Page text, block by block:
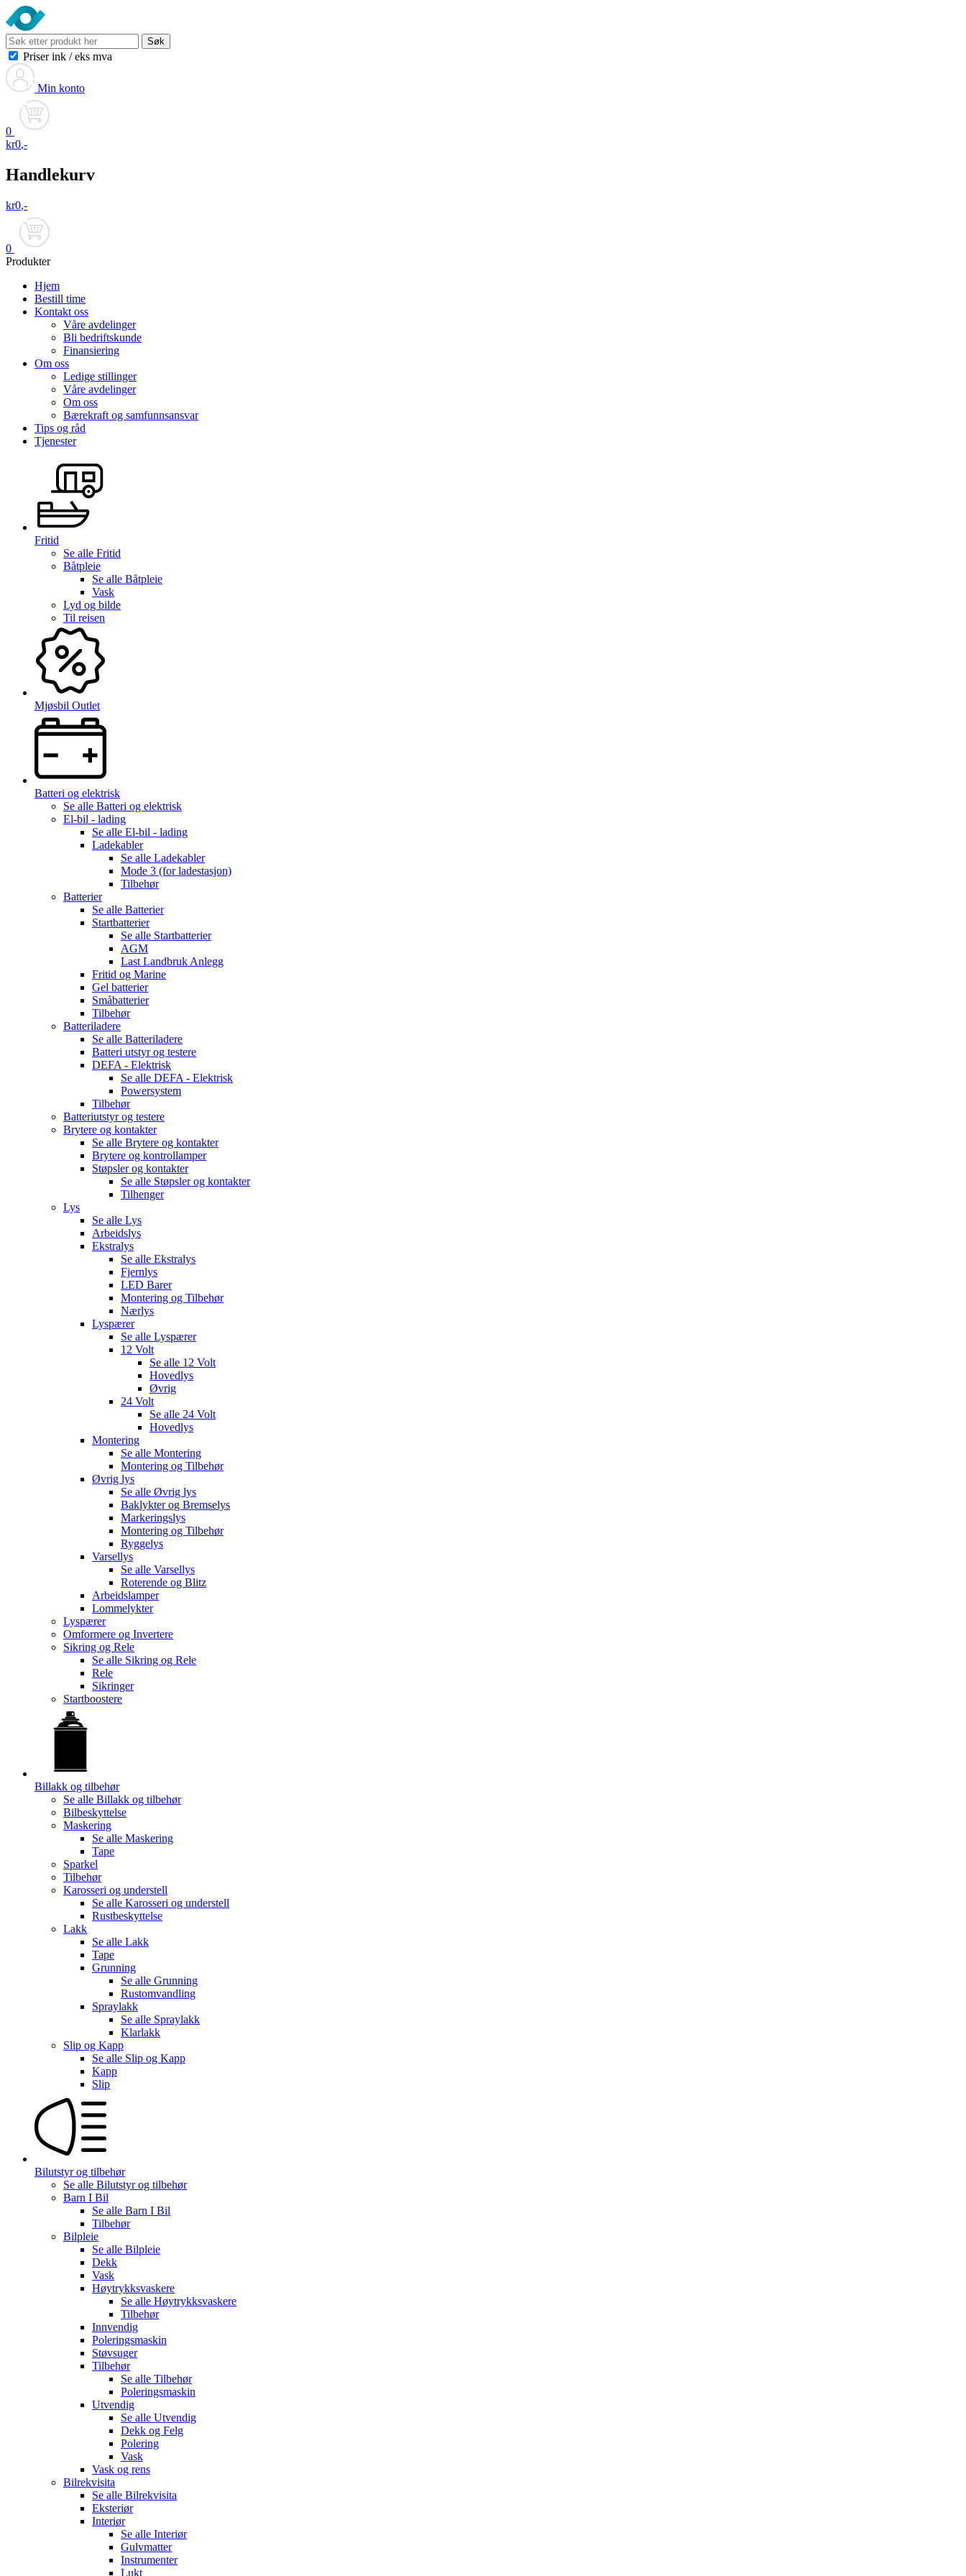
Søk
Priser ink / eks mva
Min konto
0
kr0,-
Handlekurv
kr0,-
0
Produkter
Hjem
Bestill time
Kontakt oss
Våre avdelinger
Bli bedriftskunde
Finansiering
Om oss
Ledige stillinger
Våre avdelinger
Om oss
Bærekraft og samfunnsansvar
Tips og råd
Tjenester
Fritid
Se alle Fritid
Båtpleie
Se alle Båtpleie
Vask
Lyd og bilde
Til reisen
Mjøsbil Outlet
Batteri og elektrisk
Se alle Batteri og elektrisk
El-bil - lading
Se alle El-bil - lading
Ladekabler
Se alle Ladekabler
Mode 3 (for ladestasjon)
Tilbehør
Batterier
Se alle Batterier
Startbatterier
Se alle Startbatterier
AGM
Last Landbruk Anlegg
Fritid og Marine
Gel batterier
Småbatterier
Tilbehør
Batteriladere
Se alle Batteriladere
Batteri utstyr og testere
DEFA - Elektrisk
Se alle DEFA - Elektrisk
Powersystem
Tilbehør
Batteriutstyr og testere
Brytere og kontakter
Se alle Brytere og kontakter
Brytere og kontrollamper
Støpsler og kontakter
Se alle Støpsler og kontakter
Tilhenger
Lys
Se alle Lys
Arbeidslys
Ekstralys
Se alle Ekstralys
Fjernlys
LED Barer
Montering og Tilbehør
Nærlys
Lyspærer
Se alle Lyspærer
12 Volt
Se alle 12 Volt
Hovedlys
Øvrig
24 Volt
Se alle 24 Volt
Hovedlys
Montering
Se alle Montering
Montering og Tilbehør
Øvrig lys
Se alle Øvrig lys
Baklykter og Bremselys
Markeringslys
Montering og Tilbehør
Ryggelys
Varsellys
Se alle Varsellys
Roterende og Blitz
Arbeidslamper
Lommelykter
Lyspærer
Omformere og Invertere
Sikring og Rele
Se alle Sikring og Rele
Rele
Sikringer
Startboostere
Billakk og tilbehør
Se alle Billakk og tilbehør
Bilbeskyttelse
Maskering
Se alle Maskering
Tape
Sparkel
Tilbehør
Karosseri og understell
Se alle Karosseri og understell
Rustbeskyttelse
Lakk
Se alle Lakk
Tape
Grunning
Se alle Grunning
Rustomvandling
Spraylakk
Se alle Spraylakk
Klarlakk
Slip og Kapp
Se alle Slip og Kapp
Kapp
Slip
Bilutstyr og tilbehør
Se alle Bilutstyr og tilbehør
Barn I Bil
Se alle Barn I Bil
Tilbehør
Bilpleie
Se alle Bilpleie
Dekk
Vask
Høytrykksvaskere
Se alle Høytrykksvaskere
Tilbehør
Innvendig
Poleringsmaskin
Støvsuger
Tilbehør
Se alle Tilbehør
Poleringsmaskin
Utvendig
Se alle Utvendig
Dekk og Felg
Polering
Vask
Vask og rens
Bilrekvisita
Se alle Bilrekvisita
Eksteriør
Interiør
Se alle Interiør
Gulvmatter
Instrumenter
Lukt